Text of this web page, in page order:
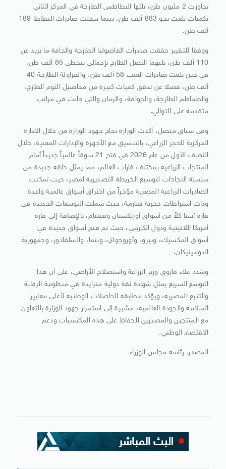
تجاوزت 2 مليون طن، تلتها البطاطس الطازجة في المركز الثاني
بكميات بلغت نحو 883 ألف طن، بينما سجلت صادرات البطاطا 189
ألف طن.
ووفقا للتقرير حققت صادرات الفاصوليا الطازجة والجافة ما يزيد عن
110 ألف طن، يليهما البصل الطازج بإجمالي يتخطى 85 ألف طن،
في حين بلغت صادرات العنب 58 ألف طن، والفراولة الطازجة 40
ألف طن، فضلا عن تدفق كميات كبيرة من محاصيل الثوم الطازج،
والطماطم الطازجة، والجوافة، والرمان والتي جاءت في مراتب
متقدمة على التوالي.
وفي سياق متصل، أكدت الوزارة نجاح جهود الوزارة من خلال الادارة
المركزية للحجر الزراعي، بالتنسيق مع الأجهزة والإدارات المعنية، خلال
النصف الأول من عام 2026 في فتح 21 سوقاً عالمياً جديداً أمام
المنتجات الزراعية بمختلف قارات العالم، مما يمثل حلقة جديدة من
سلسلة النجاحات لتوسيع الخريطة التصديرية لمصر، حيث تمكنت
الصادرات الزراعية المصرية مؤخراً من اختراق أسواق عالمية واعدة
وذات اشتراطات حجرية صارمة، حيث شملت التوسعات الجديدة في
قارة آسيا كلاً من أسواق أوزبكستان وفيتنام، بالإضافة إلى قارة
أمريكا اللاتينية ودول الكاريبي، حيث تم فتح أسواق جديدة في
أسواق المكسيك، وبيرو، وأوروجواي، وبنما، والسلفادور، وجمهورية
الدومينيكان.
وشدد علاء فاروق وزير الزراعة واستصلاح الأراضي، على أن هذا
التوسع السريع يمثل شهادة ثقة دولية متزايدة في منظومة الرقابة
والتتبع المصرية، ويؤكد مطابقة الحاصلات الوطنية لأعلى معايير
السلامة والجودة العالمية، مشيرة إلى استمرار جهود الوزارة بالتعاون
مع المنتجين والمصدرين للحفاظ على هذه المكتسبات ودعم
الاقتصاد الوطني.
المصدر: رئاسة مجلس الوزراء